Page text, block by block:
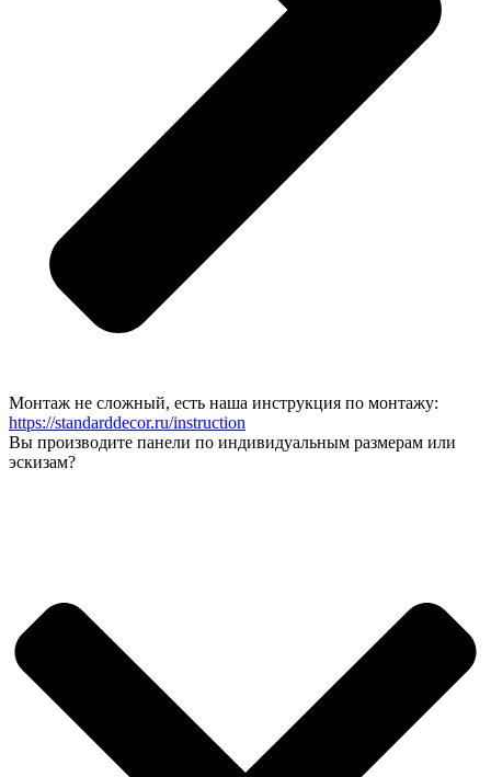
Монтаж не сложный, есть наша инструкция по монтажу:
https://standarddecor.ru/instruction
Вы производите панели по индивидуальным размерам или
эскизам?